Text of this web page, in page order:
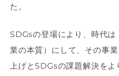
た。
SDGsの登場により、時代
業の本質）にして、その事
上げとSDGsの課題解決を